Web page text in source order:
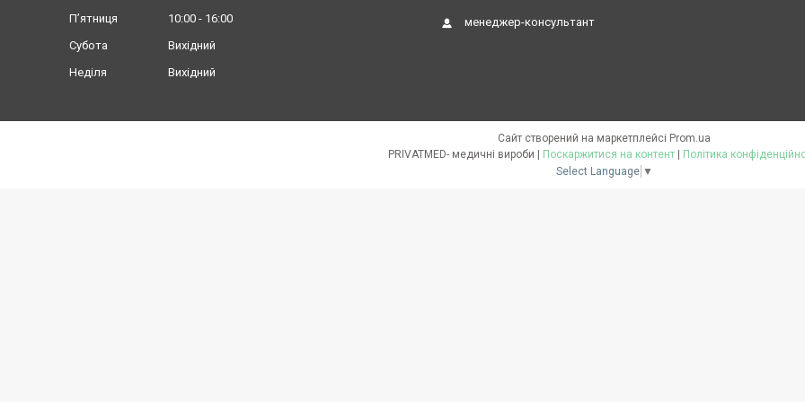
Пʼятниця 10:00
16:00
Субота
Вихідний
Неділя
Вихідний
менеджер-консультант
Сайт створений на маркетплейсі Prom.ua
Поскаржитися на контент
Політика
Select Language ▼